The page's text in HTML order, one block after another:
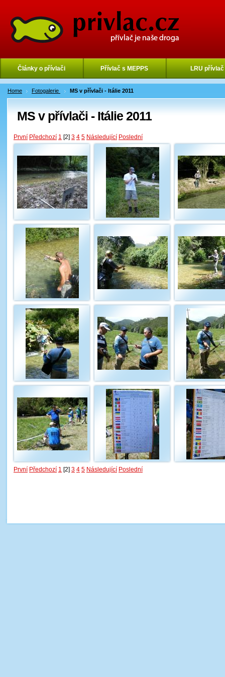
Články o přívlači Přívlač s MEPPS LRU přívlač
Home Fotogalerie MS v přívlači - Itálie 2011
MS v přívlači - Itálie 2011
První Předchozí 1 [2] 3 4 5 Následující Poslední
První Předchozí 1 [2] 3 4 5 Následující Poslední